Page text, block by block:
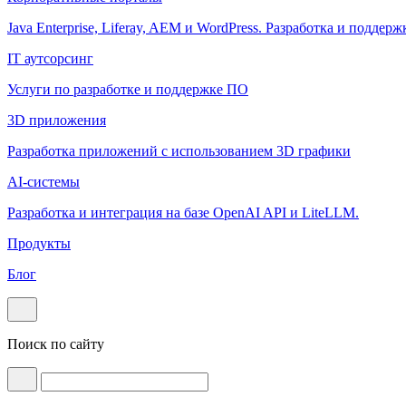
Java Enterprise, Liferay, AEM и WordPress. Разработка и
IT аутсорсинг
Услуги по разработке и поддержке ПО
3D приложения
Разработка приложений с использованием 3D графики
AI-системы
Разработка и интеграция на базе OpenAI API и LiteLLM.
Продукты
Блог
Поиск по сайту